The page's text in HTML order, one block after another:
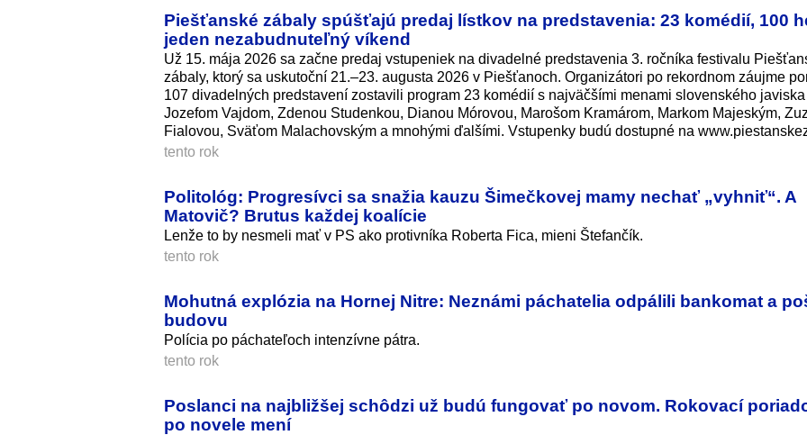
Piešťanské zábaly spúšťajú predaj lístkov na predstavenia: 23 komédií, 100
jeden nezabudnuteľný víkend
Už 15. mája 2026 sa začne predaj vstupeniek na divadelné predstavenia 3. ročníka festivalu
zábaly, ktorý sa uskutoční 21.–23. augusta 2026 v Piešťanoch. Organizátori po rekordnom záujme
107 divadelných predstavení zostavili program 23 komédií s najväčšími menami slovenského
Jozefom Vajdom, Zdenou Studenkou, Dianou Mórovou, Marošom Kramárom, Markom Majeským,
Fialovou, Sväťom Malachovským a mnohými ďalšími. Vstupenky budú dostupné na
tento rok
Politológ: Progresívci sa snažia kauzu Šimečkovej mamy nechať „vyhniť“. A
Matovič? Brutus každej koalície
Lenže to by nesmeli mať v PS ako protivníka Roberta Fica, mieni Štefančík.
tento rok
Mohutná explózia na Hornej Nitre: Neznámi páchatelia odpálili bankomat a
budovu
Polícia po páchateľoch intenzívne pátra.
tento rok
Poslanci na najbližšej schôdzi už budú fungovať po novom. Rokovací
po novele mení